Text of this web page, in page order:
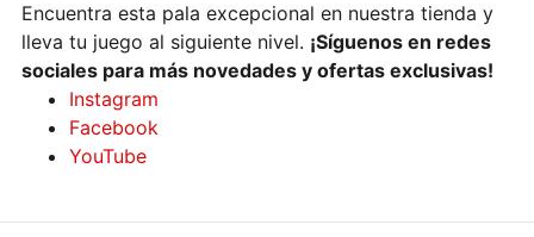
Encuentra esta pala excepcional en nuestra tienda y
lleva tu juego al siguiente nivel. ¡Síguenos en redes
sociales para más novedades y ofertas exclusivas!
Instagram
Facebook
YouTube